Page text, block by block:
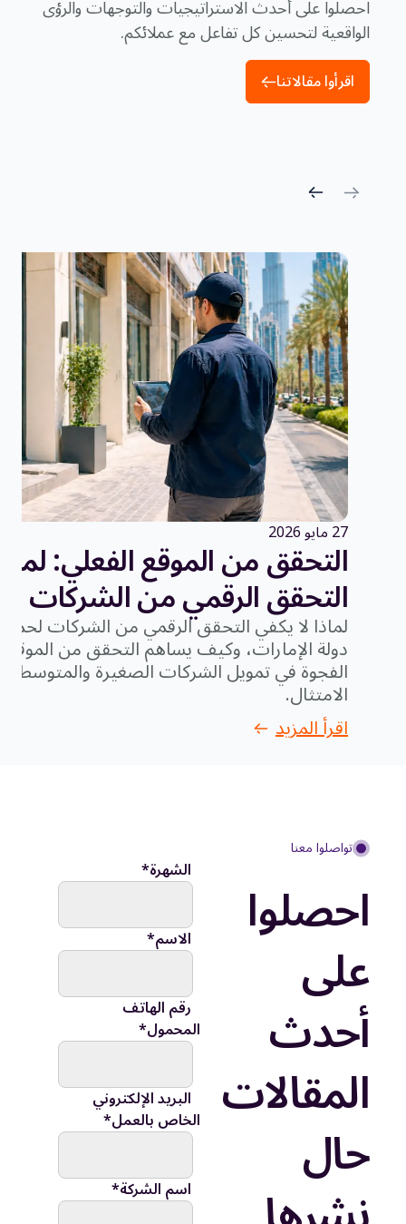
احصلوا على أحدث الاستراتيجيات والتوجهات والرؤى
الواقعية لتحسين كل تفاعل مع عملائكم.
اقرأوا مقالاتنا
27 مايو 2026
التحقق من الموقع الفعلي:
التحقق الرقمي من الشركات
لماذا لا يكفي التحقق الرقمي من الشركات
دولة الإمارات، وكيف يساهم التحقق من
الفجوة في تمويل الشركات الصغيرة والمتوسطة
الامتثال.
اقرأ المزيد
تواصلوا معنا
احصلوا
على
أحدث
المقالات
حال
الشهرة*
الاسم*
رقم الهاتف
المحمول*
البريد الإلكتروني
الخاص بالعمل*
اسم الشركة*